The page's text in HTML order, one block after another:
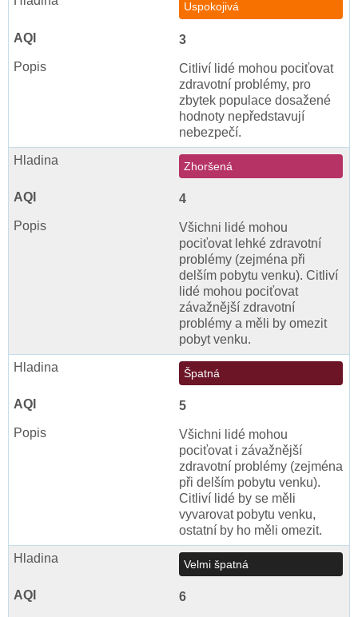
Uspokojivá
3
Citliví lidé mohou pociťovat
zdravotní problémy, pro
zbytek populace dosažené
hodnoty nepředstavují
nebezpečí.
Zhoršená
4
Všichni lidé mohou
pociťovat lehké zdravotní
problémy (zejména při
delším pobytu venku). Citliví
lidé mohou pociťovat
závažnější zdravotní
problémy a měli by omezit
pobyt venku.
Špatná
5
Všichni lidé mohou
pociťovat i závažnější
zdravotní problémy (zejména
při delším pobytu venku).
Citliví lidé by se měli
vyvarovat pobytu venku,
ostatní by ho měli omezit.
Velmi špatná
6